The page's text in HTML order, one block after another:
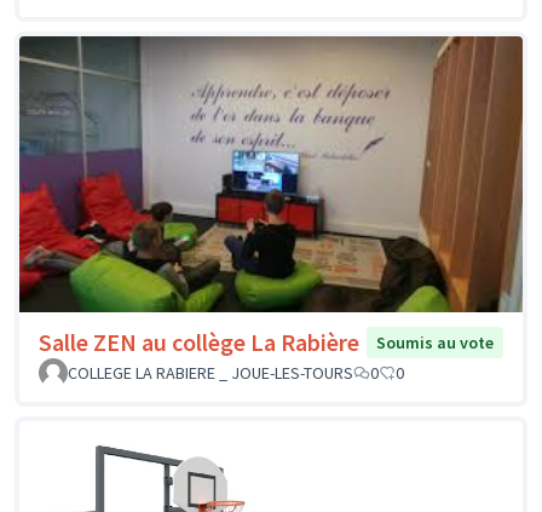
Salle ZEN au collège La Rabière
Soumis au vote
COLLEGE LA RABIERE _ JOUE-LES-TOURS
0 0